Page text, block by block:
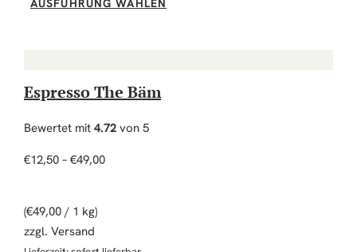
AUSFÜHRUNG WÄHLEN
Espresso The Bäm
Bewertet mit 4.72 von 5
€12,50 – €49,00Preisspanne: €12,50 bis €49,00
(€49,00 / 1 kg)
zzgl. Versand